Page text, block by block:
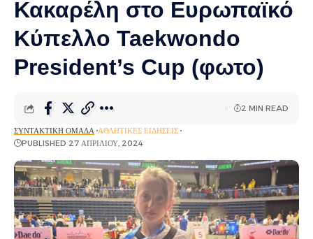
Κακαρέλη στο Ευρωπαϊκό
Κύπελλο Taekwondo
President’s Cup (φωτο)
ΣΥΝΤΑΚΤΙΚΉ ΟΜΆΔΑ ΑΘΛΗΤΙΚΈΣ ΕΙΔΉΣΕΙΣ
PUBLISHED 27 ΑΠΡΙΛΊΟΥ, 2024
2 MIN READ